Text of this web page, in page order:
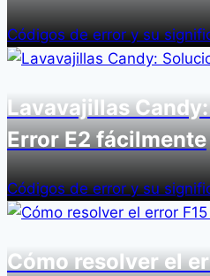
Códigos de error y su
Lavavajillas
Error E2 fácilmente
Códigos de error y su
Cómo resolver el